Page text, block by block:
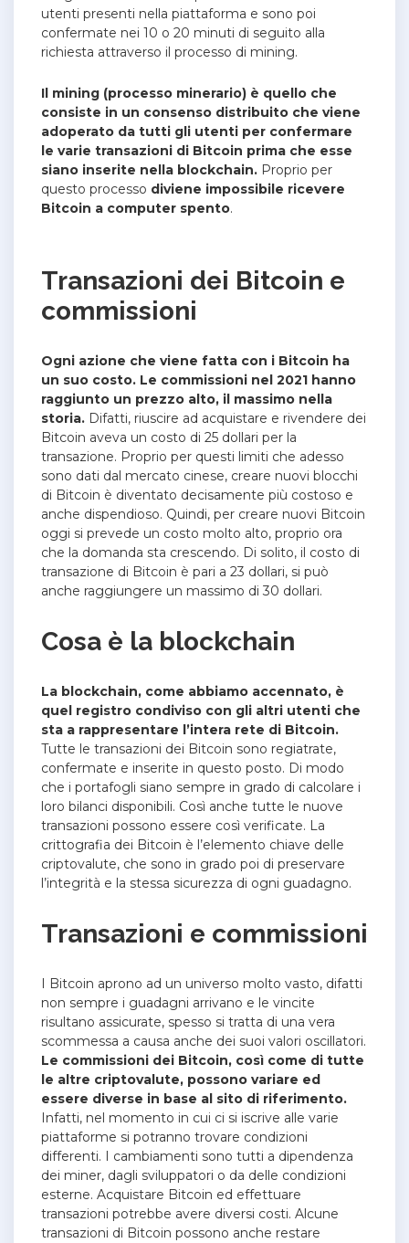
utenti presenti nella piattaforma e sono poi
confermate nei 10 o 20 minuti di seguito alla
richiesta attraverso il processo di mining.
Il mining (processo minerario) è quello che
consiste in un consenso distribuito che viene
adoperato da tutti gli utenti per confermare
le varie transazioni di Bitcoin prima che esse
siano inserite nella blockchain. Proprio per
questo processo diviene impossibile ricevere
Bitcoin a computer spento.
Transazioni dei Bitcoin e
commissioni
Ogni azione che viene fatta con i Bitcoin ha
un suo costo. Le commissioni nel 2021 hanno
raggiunto un prezzo alto, il massimo nella
storia. Difatti, riuscire ad acquistare e rivendere dei
Bitcoin aveva un costo di 25 dollari per la
transazione. Proprio per questi limiti che adesso
sono dati dal mercato cinese, creare nuovi blocchi
di Bitcoin è diventato decisamente più costoso e
anche dispendioso. Quindi, per creare nuovi Bitcoin
oggi si prevede un costo molto alto, proprio ora
che la domanda sta crescendo. Di solito, il costo di
transazione di Bitcoin è pari a 23 dollari, si può
anche raggiungere un massimo di 30 dollari.
Cosa è la blockchain
La blockchain, come abbiamo accennato, è
quel registro condiviso con gli altri utenti che
sta a rappresentare l’intera rete di Bitcoin.
Tutte le transazioni dei Bitcoin sono regiatrate,
confermate e inserite in questo posto. Di modo
che i portafogli siano sempre in grado di calcolare i
loro bilanci disponibili. Così anche tutte le nuove
transazioni possono essere così verificate. La
crittografia dei Bitcoin è l’elemento chiave delle
criptovalute, che sono in grado poi di preservare
l’integrità e la stessa sicurezza di ogni guadagno.
Transazioni e commissioni
I Bitcoin aprono ad un universo molto vasto, difatti
non sempre i guadagni arrivano e le vincite
risultano assicurate, spesso si tratta di una vera
scommessa a causa anche dei suoi valori oscillatori.
Le commissioni dei Bitcoin, così come di tutte
le altre criptovalute, possono variare ed
essere diverse in base al sito di riferimento.
Infatti, nel momento in cui ci si iscrive alle varie
piattaforme si potranno trovare condizioni
differenti. I cambiamenti sono tutti a dipendenza
dei miner, dagli sviluppatori o da delle condizioni
esterne. Acquistare Bitcoin ed effettuare
transazioni potrebbe avere diversi costi. Alcune
transazioni di Bitcoin possono anche restare